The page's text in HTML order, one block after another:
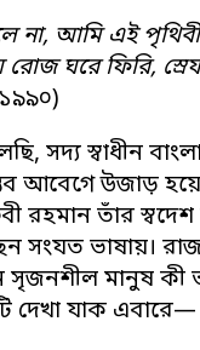
না, আমি এই
ঘরে ফিরি,
সদ্য স্বাধীন
আবেগে উজাড়
রহমান তাঁর
সংযত ভাষায়।
মানুষ কী
দেখা যাক এবারে—